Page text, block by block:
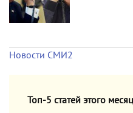
Новости СМИ2
Топ-5 статей этого